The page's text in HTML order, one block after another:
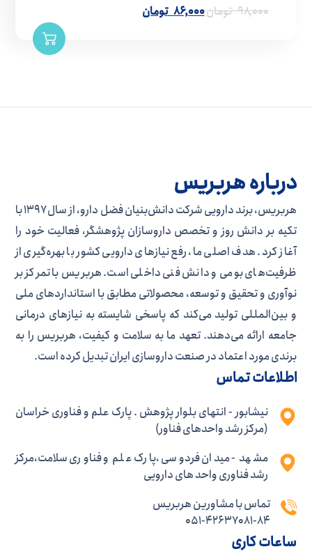
4.00
از 5۹۸,۰۰۰ تومان۸۶,۰۰۰ تومان
درباره هربریس
هربریس، برند دارویی شرکت دانش‌بنیان فضل دارو، از سال ۱۳۹۷ با
تکیه بر دانش روز و تخصص داروسازان پژوهشگر، فعالیت خود را
آغاز کرد. هدف اصلی ما، رفع نیازهای دارویی کشور با بهره‌گیری از
ظرفیت‌های بومی و دانش فنی داخلی است. هربریس با تمرکز بر
نوآوری و تحقیق و توسعه، محصولاتی مطابق با استانداردهای ملی
و بین‌المللی تولید می‌کند که پاسخی شایسته به نیازهای درمانی
جامعه ارائه می‌دهند. تعهد ما به سلامت و کیفیت، هربریس را به
برندی مورد اعتماد در صنعت داروسازی ایران تبدیل کرده است.
اطلاعات تماس
نیشابور - انتهای بلوار پژوهش . پارک علم و فناوری خراسان
(مرکز رشد واحدهای فناور)
مشهد - میدان فردوسی ،پارک علم و فناوری سلامت،مرکز
رشد فناوری واحد های دارویی
تماس با مشاورین هربریس
051-42637081-84
ساعات کاری